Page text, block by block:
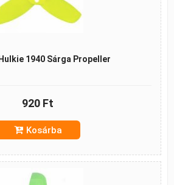
1940 Sárga Propeller
920 Ft
Kosárba